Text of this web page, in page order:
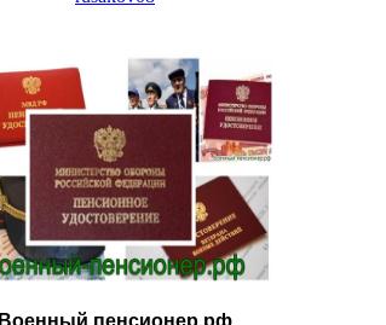
Военный пенсионер.рф